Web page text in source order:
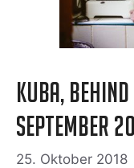
Kuba,
September
25. Oktober 2018